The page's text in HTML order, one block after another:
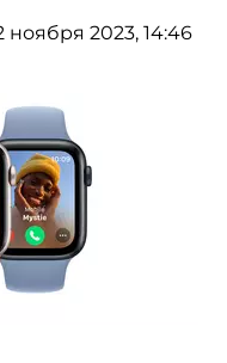
ноября 2023, 14:46